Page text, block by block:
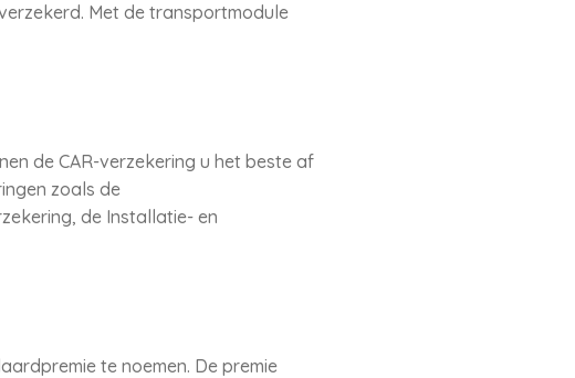
Met de transportmodule
de CAR-verzekering u het beste af
zoals de
de Installatie- en
te noemen. De premie